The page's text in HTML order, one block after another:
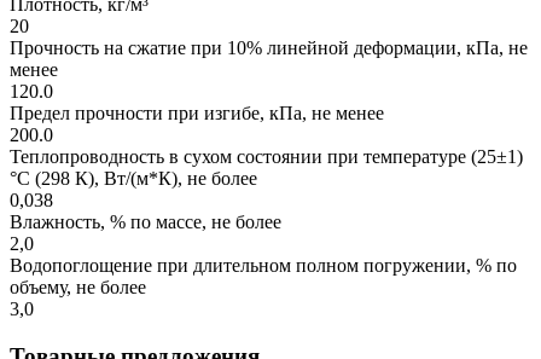
Плотность, кг/м³
20
Прочность на сжатие при 10% линейной деформации, кПа, не
менее
120.0
Предел прочности при изгибе, кПа, не менее
200.0
Теплопроводность в сухом состоянии при температуре (25±1)
°С (298 К), Вт/(м*К), не более
0,038
Влажность, % по массе, не более
2,0
Водопоглощение при длительном полном погружении, % по
объему, не более
3,0